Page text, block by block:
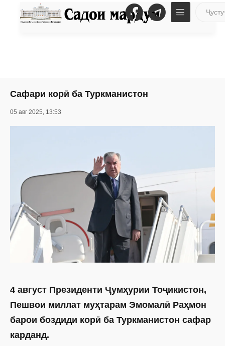
Сафари корӣ ба Туркманистон
05 авг 2025, 13:53
4 август Президенти Ҷумҳурии Тоҷикистон,
Пешвои миллат муҳтарам Эмомалӣ Раҳмон
барои боздиди корӣ ба Туркманистон сафар
карданд.